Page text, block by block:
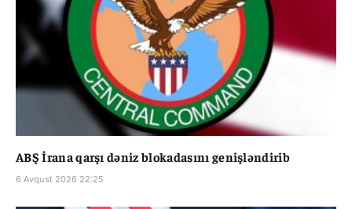
ABŞ İrana qarşı dəniz blokadasını genişləndirib
6 Avqust 2026 22:25